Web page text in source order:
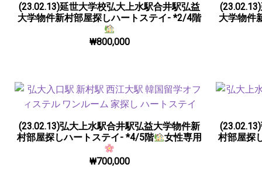
(23.02.13)延世大学校弘大上水駅合井駅弘益
大学物件新村部屋探しハートステイ- *2/4階
₩800,000
大学物件
(23.02.13)弘大上水駅合井駅弘益大学物件新
村部屋探しハートステイ- *4/5階
女性専用
₩700,000
村部屋探